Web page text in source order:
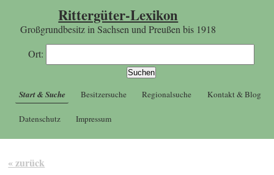
Rittergüter-Lexikon
Großgrundbesitz in Sachsen und Preußen bis 1918
Ort:
Start & Suche Besitzersuche Regionalsuche Kontakt & Blog
Datenschutz Impressum
« zurück